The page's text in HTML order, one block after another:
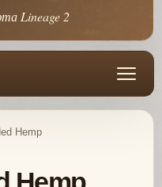
Lineage 2
Hemp